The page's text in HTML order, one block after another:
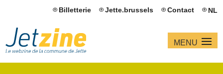
Billetterie Jette.brussels Contact NL